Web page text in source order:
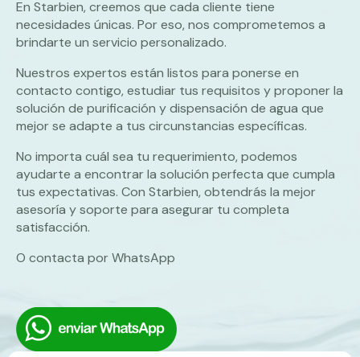
En Starbien, creemos que cada cliente tiene
necesidades únicas. Por eso, nos comprometemos a
brindarte un servicio personalizado.
Nuestros expertos están listos para ponerse en
contacto contigo, estudiar tus requisitos y proponer la
solución de purificación y dispensación de agua que
mejor se adapte a tus circunstancias específicas.
No importa cuál sea tu requerimiento, podemos
ayudarte a encontrar la solución perfecta que cumpla
tus expectativas. Con Starbien, obtendrás la mejor
asesoría y soporte para asegurar tu completa
satisfacción.
O contacta por WhatsApp